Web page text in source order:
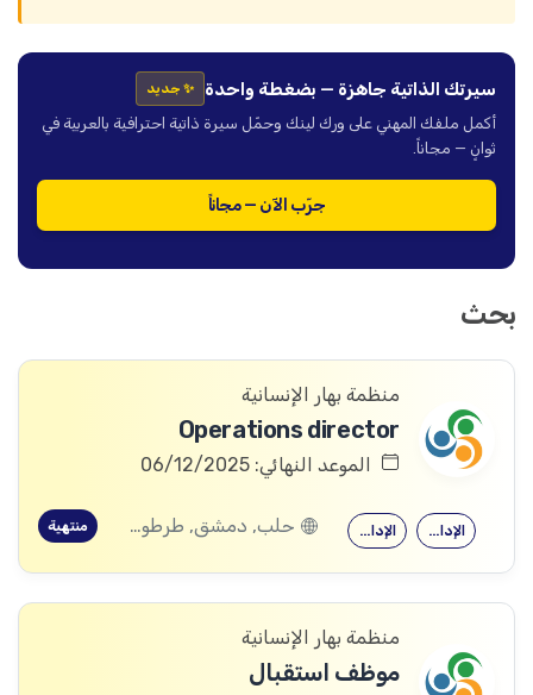
سيرتك الذاتية جاهزة — بضغطة واحدة ✨ جديد
أكمل ملفك المهني على ورك لينك وحمّل سيرة ذاتية احترافية بالعربية في
ثوانٍ — مجاناً.
جرّب الآن — مجاناً
بحث
منظمة بهار الإنسانية
Operations director
الموعد النهائي: 06/12/2025
الإدارة العامة الإدارة العامة حلب, دمشق, طرطوس, ريف دمشق, ديرالزور, درعا, السويداء, القنيطرة, اللاذقية, الرقة, حمص, الحسكة, حماة, ادلب منتهية
منظمة بهار الإنسانية
موظف استقبال